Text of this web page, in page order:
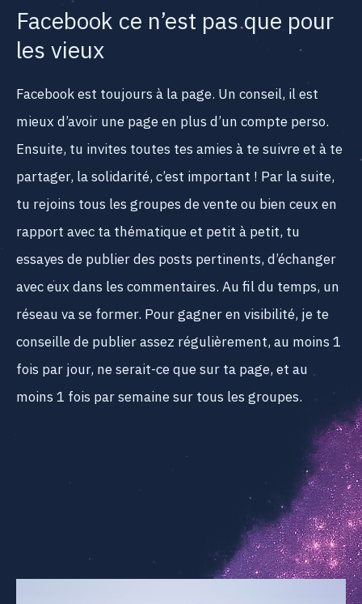
Facebook ce n’est pas que pour
les vieux
Facebook est toujours à la page. Un conseil, il est
mieux d’avoir une page en plus d’un compte perso.
Ensuite, tu invites toutes tes amies à te suivre et à te
partager, la solidarité, c’est important ! Par la suite,
tu rejoins tous les groupes de vente ou bien ceux en
rapport avec ta thématique et petit à petit, tu
essayes de publier des posts pertinents, d’échanger
avec eux dans les commentaires. Au fil du temps, un
réseau va se former. Pour gagner en visibilité, je te
conseille de publier assez régulièrement, au moins 1
fois par jour, ne serait-ce que sur ta page, et au
moins 1 fois par semaine sur tous les groupes.